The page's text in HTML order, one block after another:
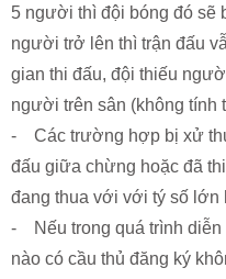
5 người thì đội bóng đó sẽ
người trở lên thì trận đấu
gian thi đấu, đội thiếu
người trên sân (không tính
- Các trường hợp bị xử
đấu giữa chừng hoặc đã
đang thua với với tý số lớn
- Nếu trong quá trình diễn
nào có cầu thủ đăng ký